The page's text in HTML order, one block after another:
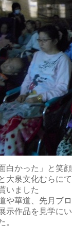
白かった」と笑顔
大泉文化むらに
いました
や華道、先月ブ
示作品を見学に
。